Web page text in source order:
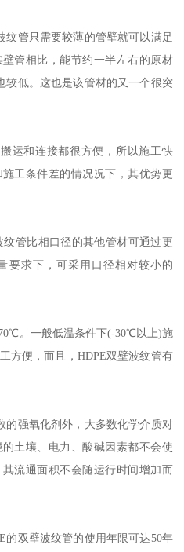
纹管只需要较薄的管壁就可以满足
管相比，能节约一半左右的原材
较低。这也是该管材的又一个很突
运和连接都很方便，所以施工快
工条件差的情况况下，其优势更
纹管比相口径的其他管材可通过更
要求下，可采用口径相对较小的
。一般低温条件下(-30℃以上)施
方便，而且，HDPE双壁波纹管有
的强氧化剂外，大多数化学介质对
土壤、电力、酸碱因素都不会使
流通面积不会随运行时间增加而
的双壁波纹管的使用年限可达50年